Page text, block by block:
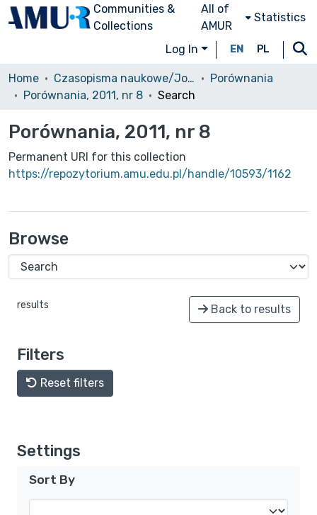
Communities &
Collections
All of
AMUR
Statistics
Log In EN PL
Home Czasopisma naukowe/Journals
Porównania
Porównania, 2011, nr 8
Search
Porównania, 2011, nr 8
Permanent URI for this collection
https://repozytorium.amu.edu.pl/handle/10593/1162
Browse
results Back to results
Filters
Reset filters
Settings
Sort By